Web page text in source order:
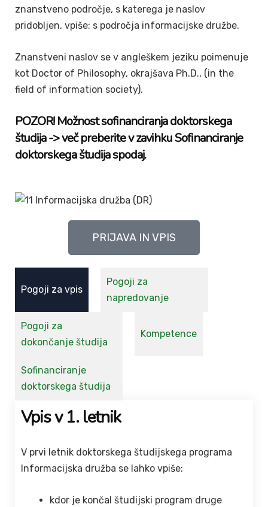
znanstveno področje, s katerega je naslov
pridobljen, vpiše: s področja informacijske družbe.
Znanstveni naslov se v angleškem jeziku poimenuje
kot Doctor of Philosophy, okrajšava Ph.D., (in the
field of information society).
POZOR! Možnost sofinanciranja doktorskega
študija -> več preberite v zavihku Sofinanciranje
doktorskega študija spodaj.
PRIJAVA IN VPIS
Pogoji za vpis
Pogoji za
napredovanje
Pogoji za
dokončanje študija
Kompetence
Sofinanciranje
doktorskega študija
Vpis v 1. letnik
V prvi letnik doktorskega študijskega programa
Informacijska družba se lahko vpiše:
kdor je končal študijski program druge